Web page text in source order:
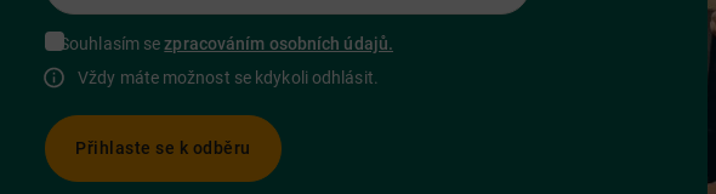
Souhlasím sezpracováním osobních údajů.
Vždy máte možnost se kdykoli odhlásit.
Přihlaste se k odběru